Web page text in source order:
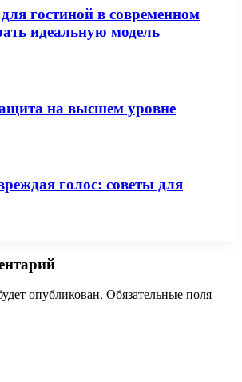
гостиной в современном
идеальную модель
на высшем уровне
голос: советы для
опубликован. Обязательные поля